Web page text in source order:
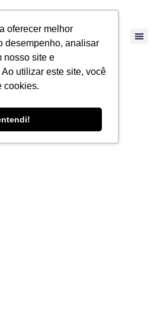
oferecer melhor
desempenho, analisar
nosso site e
utilizar este site, você
cookies.